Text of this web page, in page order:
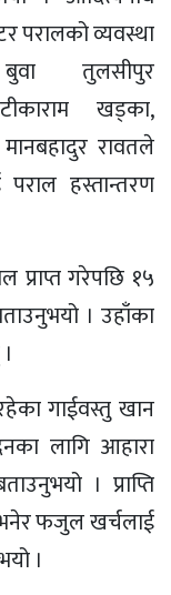
परालको व्यवस्था
तुलसीपुर
खड्का,
रावतले
पराल हस्तान्तरण
प्राप्त गरेपछि १५
। उहाँका
गाईवस्तु खान
लागि आहारा
। प्राप्ति
फजुल खर्चलाई
।